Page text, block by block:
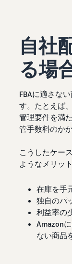
自社
る場
FBAに適さな
す。たとえば
管理要件を満
管手数料のか
こうしたケー
ようなメリッ
在庫を手
独自のパ
利益率の
Amazon
ない商品